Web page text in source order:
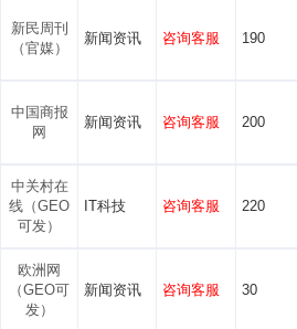
新民周刊
（官媒）
新闻资讯 咨询客服 190
中国商报
网
新闻资讯 咨询客服 200
中关村在
线（GEO
可发）
IT科技 咨询客服 220
欧洲网
（GEO可
发）
新闻资讯 咨询客服 30